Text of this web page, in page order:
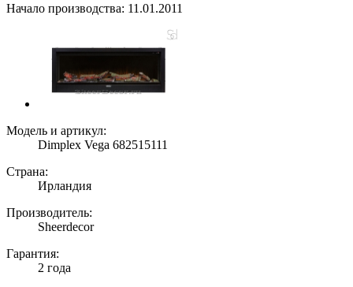
Начало производства: 11.01.2011
Модель и артикул:
Dimplex Vega 682515111
Страна:
Ирландия
Производитель:
Sheerdecor
Гарантия:
2 года